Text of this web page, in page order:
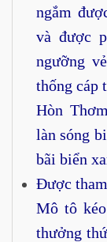
ngắm
và được
ngưỡng
thống cáp
Hòn
làn sóng
bãi biển
Được
Mô tô
thưởng